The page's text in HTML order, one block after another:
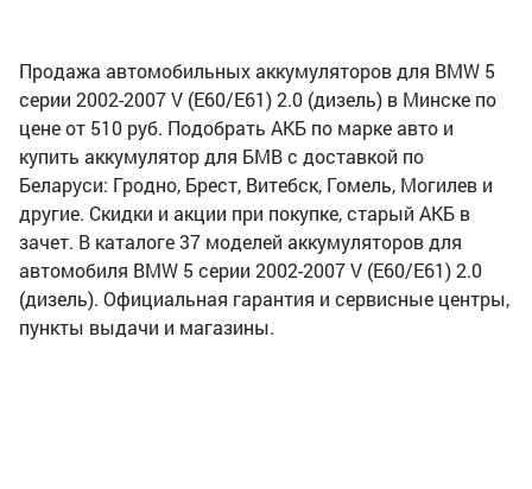
Продажа автомобильных аккумуляторов для BMW 5
серии 2002-2007 V (E60/E61) 2.0 (дизель) в Минске по
цене от 510 руб. Подобрать АКБ по марке авто и
купить аккумулятор для БМВ с доставкой по
Беларуси: Гродно, Брест, Витебск, Гомель, Могилев и
другие. Скидки и акции при покупке, старый АКБ в
зачет. В каталоге 37 моделей аккумуляторов для
автомобиля BMW 5 серии 2002-2007 V (E60/E61) 2.0
(дизель). Официальная гарантия и сервисные центры,
пункты выдачи и магазины.